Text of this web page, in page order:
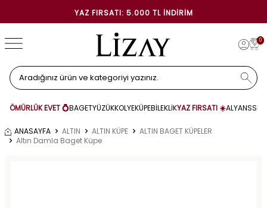
YAZ FIRSATI: 5.000 TL İNDIRIM
0
ÖMÜRLÜK EVET 💍BAGETYÜZÜKKOLYEKÜPEBİLEKLİKYAZ FIRSATI ☀️ALYANS
ANASAYFA ALTIN ALTIN KÜPE
ALTIN BAGET KÜPELER
Altın Damla Baget Küpe